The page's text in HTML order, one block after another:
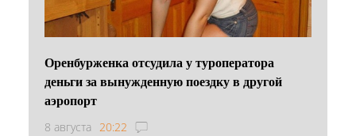
Оренбурженка отсудила у туроператора
деньги за вынужденную поездку в другой
аэропорт
8 августа 20:22